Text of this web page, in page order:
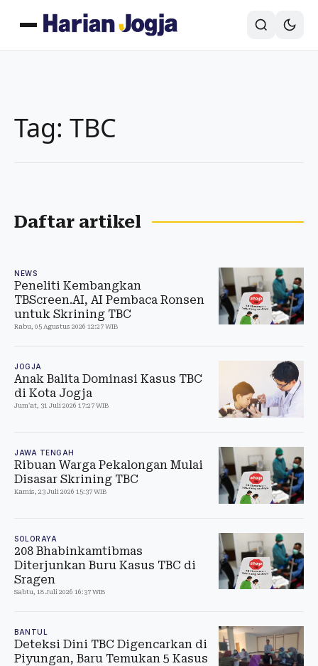
Tag: TBC
Daftar artikel
NEWS
Peneliti Kembangkan
TBScreen.AI, AI Pembaca Ronsen
untuk Skrining TBC
Rabu, 05 Agustus 2026 12:27 WIB
JOGJA
Anak Balita Dominasi Kasus TBC
di Kota Jogja
Jum'at, 31 Juli 2026 17:27 WIB
JAWA TENGAH
Ribuan Warga Pekalongan Mulai
Disasar Skrining TBC
Kamis, 23 Juli 2026 15:37 WIB
SOLORAYA
208 Bhabinkamtibmas
Diterjunkan Buru Kasus TBC di
Sragen
Sabtu, 18 Juli 2026 16:37 WIB
BANTUL
Deteksi Dini TBC Digencarkan di
Piyungan, Baru Temukan 5 Kasus